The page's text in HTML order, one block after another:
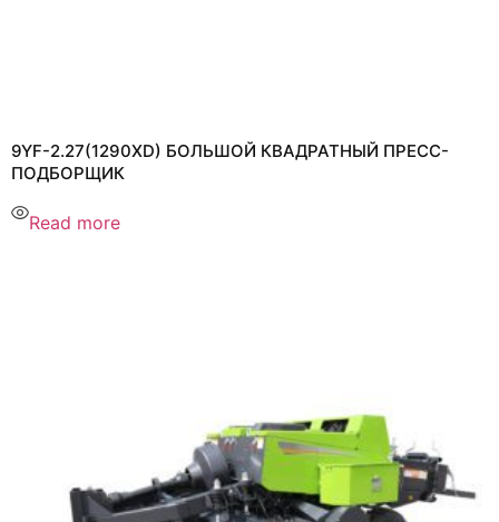
9YF-2.27(1290XD) БОЛЬШОЙ КВАДРАТНЫЙ ПРЕСС-
ПОДБОРЩИК
Read more